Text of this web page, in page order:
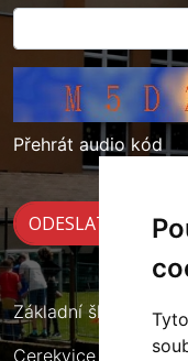
Přehrát audio kód
Základní škola
Cerekvice nad